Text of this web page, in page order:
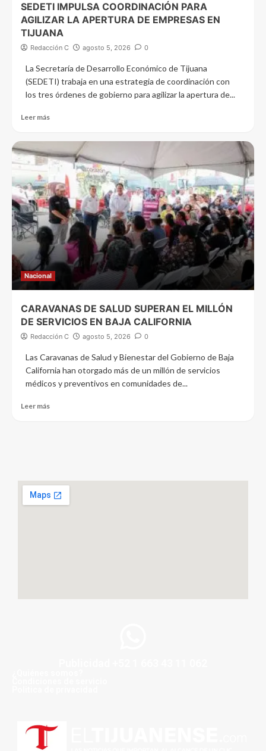
SEDETI IMPULSA COORDINACIÓN PARA
AGILIZAR LA APERTURA DE EMPRESAS EN
TIJUANA
Redacción C agosto 5, 2026 0
La Secretaría de Desarrollo Económico de Tijuana
(SEDETI) trabaja en una estrategia de coordinación con
los tres órdenes de gobierno para agilizar la apertura de...
Leer más
Nacional
CARAVANAS DE SALUD SUPERAN EL MILLÓN
DE SERVICIOS EN BAJA CALIFORNIA
Redacción C agosto 5, 2026 0
Las Caravanas de Salud y Bienestar del Gobierno de Baja
California han otorgado más de un millón de servicios
médicos y preventivos en comunidades de...
Leer más